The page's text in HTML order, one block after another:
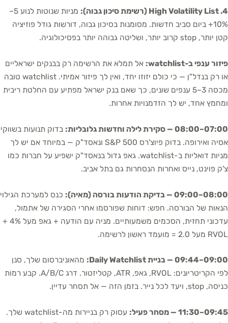
4. High Volatility List (רשימת סיכון גבוה):
מניות שנוטות לנוע 5–
10%+ ביום סביב חדשות. מסומנות בסיכון גבוה, דורשות גודל פוזיציה
קטן יותר, stop קרוב יותר, ושליטה גבוהה יותר בפסיכולוגיה.
פיזור ענפי ב-watchlist:
אל תמלא את הרשימה רק בבנקים ישראליים
או רק בנדל"ן — כי כולם יזוזו יחד, ואין לך פיזור אמיתי. watchlist טובה
מכסה 3–5 ענפים שונים, כך שאם בנק ישראל מפתיע עם החלטת ריבית
ומחמץ אחד, יש לך הזדמנויות אחרות.
07:00–08:00 — סקירת לילה וחדשות גלובליות:
בדוק תנועות בשווקי
אסיה ואירופה. בדוק פיוצ'רס S&P 500 ונאסד"ק — במיוחד אם יש לך
מניות דואליות ב-watchlist. גאפ גדול בנאסד"ק ישפיע על חברות כמו
צ'ק פוינט, נייס ואחרות הנסחרות גם בתל אביב.
08:00–09:00 — בדיקת הודעות בורסה (מאיה):
כנס למערכת הגילוי
הנאות של הבורסה. חפש: דוחות שפורסמו אחרי הסגירה של אתמול,
עדכוני תחזית, הסכמים משמעותיים. מניה עם הודעה + גאפ מעל 4% +
RVOL מעל 2.0 = מועמד ראשון לרשימה.
09:00–09:44 — בניית Daily Watchlist:
מהאוניברסום שלך, סנן
לפי הקריטריונים: RVOL, גאפ, ATR, קטליזטור. דרג A/B/C. קבע רמות
כניסה, stop, ויעד לכל נייר. בזמן הזה — אל תסחר עדיין.
09:45–11:30 — מסחר פעיל:
עסוק רק בניירות מה-watchlist שלך.